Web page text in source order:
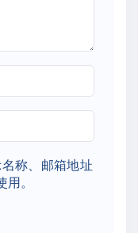
称、邮箱地址
。